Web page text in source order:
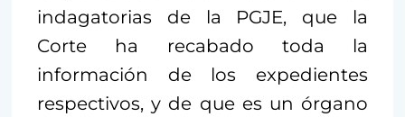
indagatorias de la PGJE, que la
Corte ha recabado toda la
información de los expedientes
respectivos, y de que es un órgano